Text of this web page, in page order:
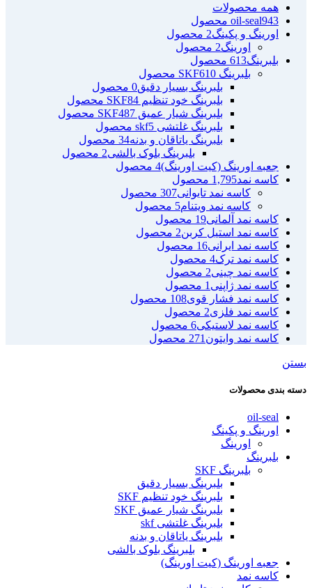
همه محصولات
oil-seal943 محصول
اورینگ و پکینگ2 محصول
اورینگ2 محصول
بلبرینگ613 محصول
بلبرینگ SKF 610 محصول
بلبرینگ بسیار دقیق0 محصول
بلبرینگ خود تنظیم SKF 84 محصول
بلبرینگ شیار عمیق SKF 487 محصول
بلبرینگ غلتشی skf 5 محصول
بلبرینگ یاتاقان و بدنه34 محصول
بلبرینگ بلوک بالشی2 محصول
جعبه اورینگ (کیت اورینگ)4 محصول
کاسه نمد1,795 محصول
کاسه نمد تایوانی307 محصول
کاسه نمد ویتنام5 محصول
کاسه نمد آلمانی19 محصول
کاسه نمد استیل کربن2 محصول
کاسه نمد ایرانی16 محصول
کاسه نمد ترک4 محصول
کاسه نمد چینی2 محصول
کاسه نمد ژاپنی 1 محصول
کاسه نمد فشار قوی108 محصول
کاسه نمد فلزی2 محصول
کاسه نمد لاستیکی6 محصول
کاسه نمد وایتون 271 محصول
بستن
دسته بندی محصولات
oil-seal
اورینگ و پکینگ
اورینگ
بلبرینگ
بلبرینگ SKF
بلبرینگ بسیار دقیق
بلبرینگ خود تنظیم SKF
بلبرینگ شیار عمیق SKF
بلبرینگ غلتشی skf
بلبرینگ یاتاقان و بدنه
بلبرینگ بلوک بالشی
جعبه اورینگ (کیت اورینگ)
کاسه نمد